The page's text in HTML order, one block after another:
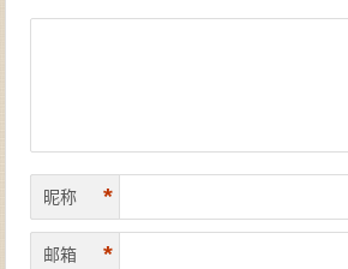
昵称 *
邮箱 *